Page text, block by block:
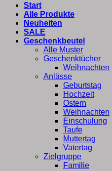
Start
Alle Produkte
Neuheiten
SALE
Geschenkbeutel
Alle Muster
Geschenktücher
Weihnachten
Anlässe
Geburtstag
Hochzeit
Ostern
Weihnachten
Einschulung
Taufe
Muttertag
Vatertag
Zielgruppe
Familie